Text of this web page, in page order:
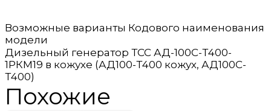
Возможные варианты Кодового наименования
модели
Дизельный генератор ТСС АД-100С-Т400-
1РКМ19 в кожухе (АД100-Т400 кожух, АД100С-
Т400)
Похожие